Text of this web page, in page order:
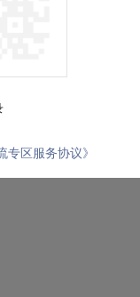
专区服务协议》